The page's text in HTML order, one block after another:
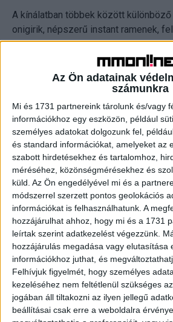
Az Ön adatainak
számunkra
Mi és 1731 partnereink tárolunk és/vagy
információkhoz egy eszközön, például
személyes adatokat dolgozunk fel,
és standard információkat, amelyeket az
szabott hirdetésekhez és tartalomhoz,
méréséhez, közönségmérésekhez és
küld. Az Ön engedélyével mi és a
módszerrel szerzett pontos geolokációs
információkat is felhasználhatunk. A
hozzájárulhat ahhoz, hogy mi és a 1731
leírtak szerint adatkezelést végezzünk.
hozzájárulás megadása vagy elutasítása
információkhoz juthat, és
Felhívjuk figyelmét, hogy személyes
kezeléséhez nem feltétlenül szükséges
jogában áll tiltakozni az ilyen jellegű
beállításai csak erre a weboldalra
A kínálatban többek között
onigirik, népszerű instant ramenek,
termékek, valamint ismert
ízei is megtalálhatók. A választék
szempont volt, hogy a vásárlók olyan
találkozzanak, amelyeket sokan már
ismernek, de a mindennapi bevásárlás
kevésbé volt lehetőségük könnyen
A pop-up koncepció egyik
ramenekhez kapcsolódó helyben
kiválasztott üzletekben ramen-
elkészítést segítő kiegészítők,
rendelkezésre állnak, így a vásárlók
megvásárolhatják, hanem azonnal el
elfogyaszthatják a termékeket. Ez a
közvetlen termékélménnyé alakítja,
illeszkedik ahhoz a kategóriához, ahol
elkészítés és a megosztható élmény
összekapcsolódik.